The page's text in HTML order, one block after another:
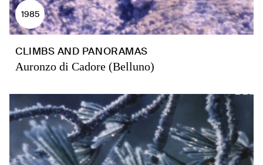
1985
CLIMBS AND PANORAMAS
Auronzo di Cadore (Belluno)